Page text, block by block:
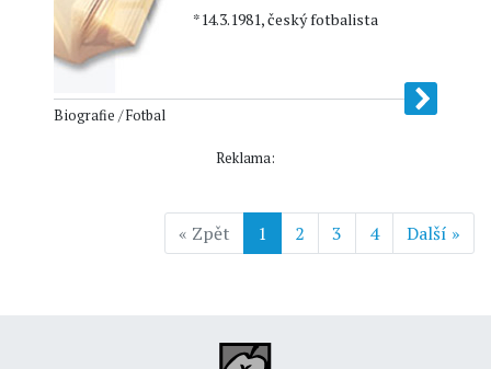
*14.3.1981, český fotbalista
Biografie / Fotbal
Reklama:
« Zpět 1 2 3 4 Další »